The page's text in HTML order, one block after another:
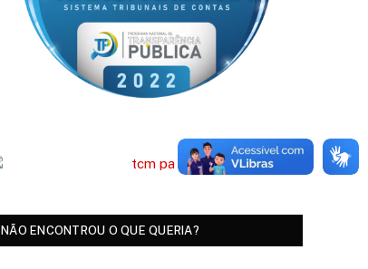
NÃO ENCONTROU O QUE QUERIA?